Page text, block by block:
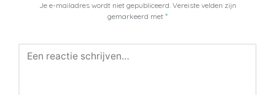
Je e-mailadres wordt niet gepubliceerd. Vereiste velden zijn
gemarkeerd met *